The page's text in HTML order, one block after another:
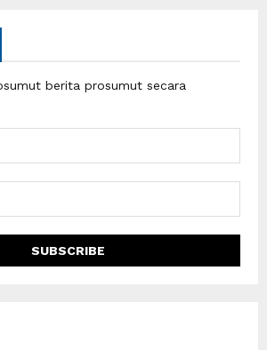
berita prosumut secara